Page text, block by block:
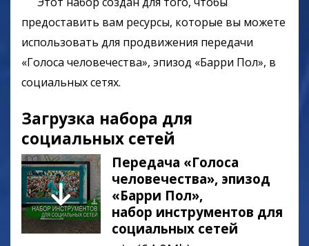
предоставить вам ресурсы, которые вы можете
использовать для продвижения передачи
«Голоса человечества», эпизод «Барри Пол», в
социальных сетях.
Загрузка набора для
социальных сетей
Передача «Голоса
человечества», эпизод
«Барри Пол»,
набор инструментов для
социальных сетей